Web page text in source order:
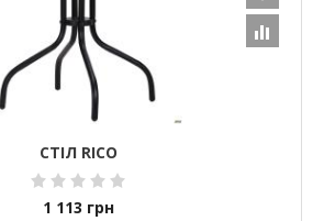
СТІЛ RICO
1 113 грн